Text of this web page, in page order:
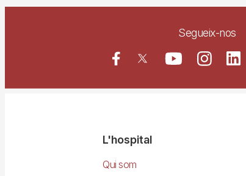
Segueix-nos
NavegacióL'hospital
Qui som